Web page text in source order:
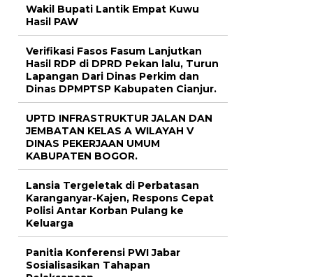
Wakil Bupati Lantik Empat Kuwu
Hasil PAW
Verifikasi Fasos Fasum Lanjutkan
Hasil RDP di DPRD Pekan lalu, Turun
Lapangan Dari Dinas Perkim dan
Dinas DPMPTSP Kabupaten Cianjur.
UPTD INFRASTRUKTUR JALAN DAN
JEMBATAN KELAS A WILAYAH V
DINAS PEKERJAAN UMUM
KABUPATEN BOGOR.
Lansia Tergeletak di Perbatasan
Karanganyar-Kajen, Respons Cepat
Polisi Antar Korban Pulang ke
Keluarga
Panitia Konferensi PWI Jabar
Sosialisasikan Tahapan